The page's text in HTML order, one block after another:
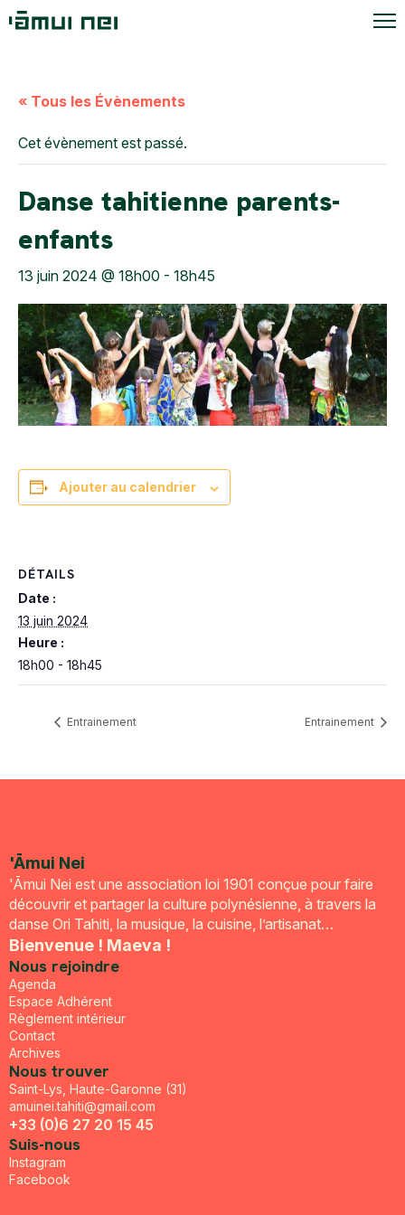
« Tous les Évènements
Cet évènement est passé.
Danse tahitienne parents-
enfants
13 juin 2024 @ 18h00 - 18h45
Ajouter au calendrier
DÉTAILS
Date :
13 juin 2024
Heure :
18h00 - 18h45
Entrainement Entrainement
'Āmui Nei
'Āmui Nei est une association loi 1901 conçue pour faire
découvrir et partager la culture polynésienne, à travers la
danse Ori Tahiti, la musique, la cuisine, l’artisanat…
Bienvenue ! Maeva !
Nous rejoindre
Agenda
Espace Adhérent
Règlement intérieur
Contact
Archives
Nous trouver
Saint-Lys, Haute-Garonne (31)
amuinei.tahiti@gmail.com
+33 (0)6 27 20 15 45
Suis-nous
Instagram
Facebook